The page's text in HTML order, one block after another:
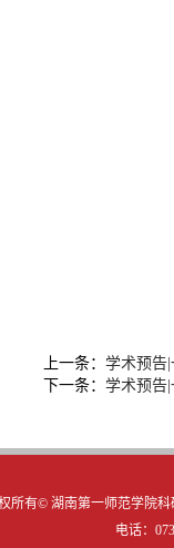
上一条： 学术预告
下一条： 学术预告
所有© 湖南第一师范学院
电话：